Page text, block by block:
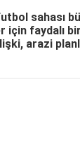
sahası
için faydalı
arazi